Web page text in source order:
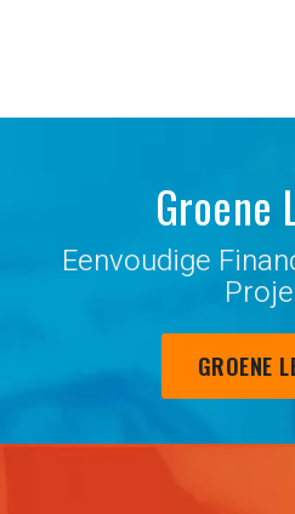
Groene
Eenvoudige
GROENE